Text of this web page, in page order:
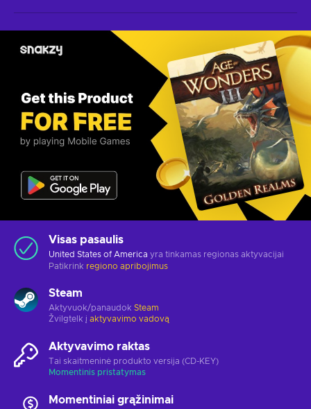
Visas pasaulis
United States of America yra tinkamas regionas aktyvacijai
Patikrink regiono apribojimus
Steam
Aktyvuok/panaudok Steam
Žvilgtelk į aktyvavimo vadovą
Aktyvavimo raktas
Tai skaitmeninė produkto versija (CD-KEY)
Momentinis pristatymas
Momentiniai grąžinimai